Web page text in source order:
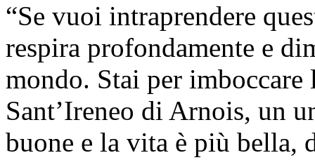
“Se vuoi intraprendere
respira profondamente e
mondo. Stai per imboccare
Sant’Ireneo di Arnois, un
buone e la vita è più bella,